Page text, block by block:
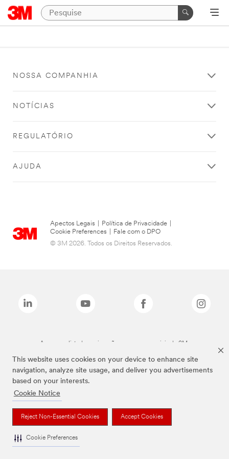
This website uses cookies on your device to enhance site
navigation, analyze site usage, and deliver you advertisements
based on your interests.
Cookie Notice
Reject Non-Essential Cookies Accept Cookies
Cookie Preferences
NOSSA COMPANHIA
NOTÍCIAS
REGULATÓRIO
AJUDA
Apectos Legais Política de Privacidade
Cookie Preferences
Fale com o DPO
© 3M 2026. Todos os Direitos Reservados.
As marcas listadas a cima são marcas comerciais da 3M.